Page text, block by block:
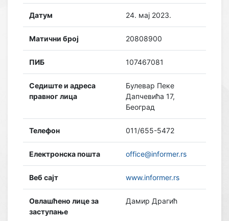
Датум 24. мај 2023.
Матични број 20808900
ПИБ 107467081
Седиште и адреса
правног лица
Булевар Пеке
Дапчевића 17,
Београд
Телефон 011/655-5472
Електронска пошта office@informer.rs
Веб сајт www.informer.rs
Овлашћено лице за
заступање
Дамир Драгић